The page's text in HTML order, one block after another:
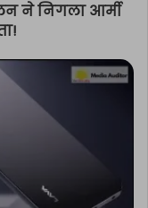
ने निगला आर्मी